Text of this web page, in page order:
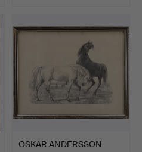
OSKAR ANDERSSON